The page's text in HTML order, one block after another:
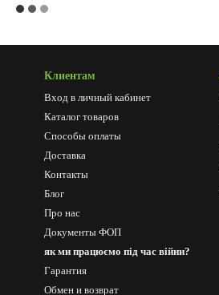
Клиентам
Вход в личный кабинет
Каталог товаров
Способы оплаты
Доставка
Контакты
Блог
Про нас
Документы ФОП
як ми працюємо під час війни?
Гарантия
Обмен и возврат